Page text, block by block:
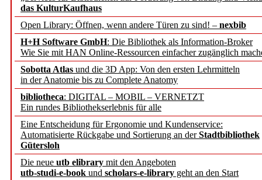
das KulturKaufhaus
Open Library: Öffnen, wenn andere Türen zu sind! – nexbib
H+H Software GmbH: Die Bibliothek als Information-Broker
Wie Sie mit HAN Online-Ressourcen einfacher zugänglich
Sobotta Atlas und die 3D App: Von den ersten Lehrmitteln
in der Anatomie bis zu Complete Anatomy
bibliotheca: DIGITAL – MOBIL – VERNETZT
Ein rundes Bibliothekserlebnis für alle
Eine Entscheidung für Ergonomie und Kundenservice:
Automatisierte Rückgabe und Sortierung an derStadtbibliothek
Gütersloh
Die neue utb elibrary mit den Angeboten
utb-studi-e-book und scholars-e-library geht an den Start
Mohr Siebeck
und die Zeitschrift für
Francke Attempto
EBSCO Information
Recherchefunktionen in
Sorbisches Institut neu
Geschichte und